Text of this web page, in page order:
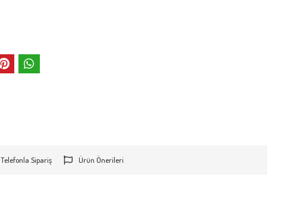
Telefonla Sipariş Ürün Önerileri